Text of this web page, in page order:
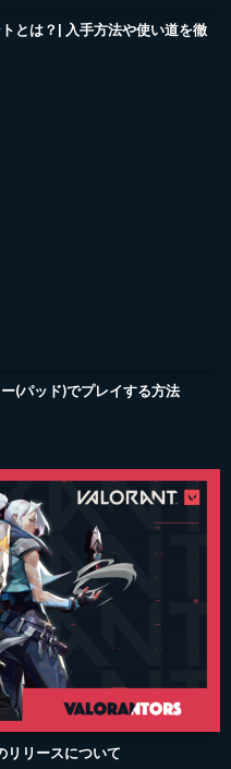
とは？| 入手方法や使い道を徹
(パッド)でプレイする方法
リリースについて